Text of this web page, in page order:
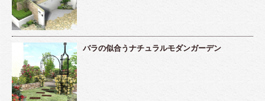
バラの似合うナチュラルモダンガーデン